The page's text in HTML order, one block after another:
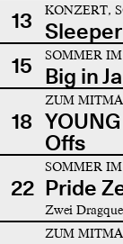
13
KONZERT,
15
SOMMER
Big in
18
ZUM
Offs
22
SOMMER
Pride
Zwei
ZUM